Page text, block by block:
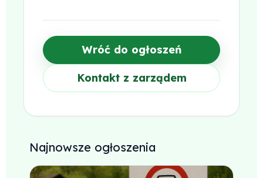
Wróć do ogłoszeń
Kontakt z zarządem
Najnowsze ogłoszenia